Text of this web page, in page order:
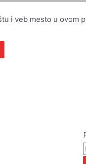
i veb mesto u ovom